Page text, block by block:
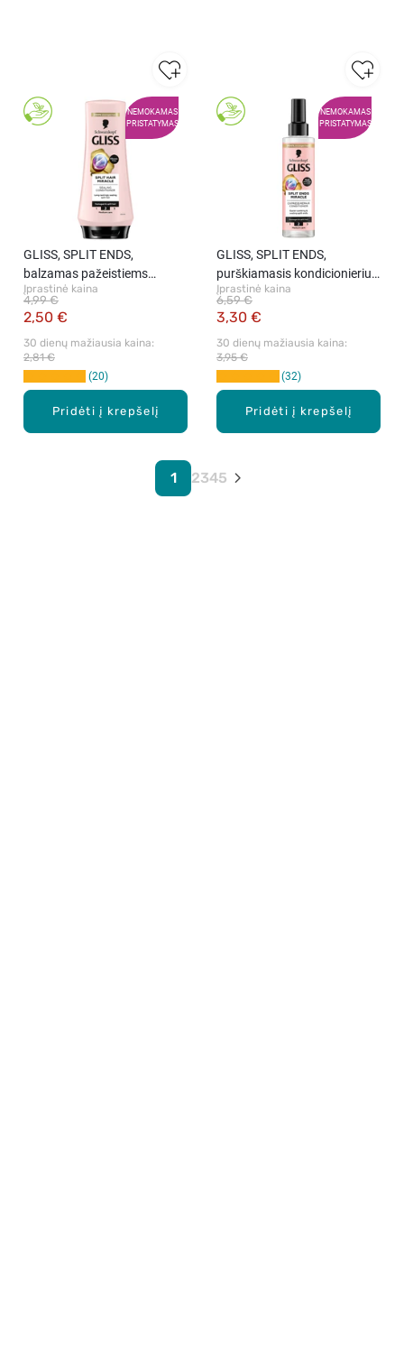
NEMOKAMAS
PRISTATYMAS
Pridėti į krepšelį
GLISS, SPLIT ENDS,
balzamas pažeistiems
plaukams, 200 ml
Įprastinė kaina
2,50 €
4,99 €
30 dienų mažiausia kaina:
2,81 €
20
NEMOKAMAS
PRISTATYMAS
Pridėti į krepšelį
GLISS, SPLIT ENDS,
purškiamasis kondicionierius,
200 ml
Įprastinė kaina
3,30 €
6,59 €
30 dienų mažiausia kaina:
3,95 €
32
1 2345